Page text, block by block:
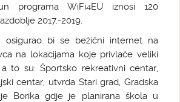
programa WiFi4EU iznosi 120
2017.-2019.
osigurao bi se bežični internet na
na lokacijama koje privlače veliki
to su: Športsko rekreativni centar,
centar, utvrda Stari grad, Gradska
Borika gdje je planirana škola u